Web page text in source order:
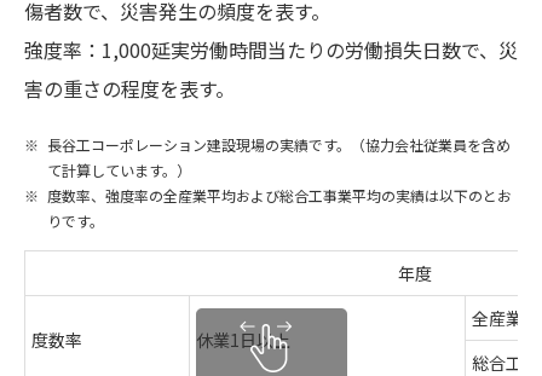
傷者数で、災害発生の頻度を表す。
強度率：1,000延実労働時間当たりの労働損失日数で、災
害の重さの程度を表す。
長谷工コーポレーション建設現場の実績です。（協力会社従業員を含め
て計算しています。）
度数率、強度率の全産業平均および総合工事業平均の実績は以下のとお
りです。
年度
度数率 休業1日以上
全産業
総合工